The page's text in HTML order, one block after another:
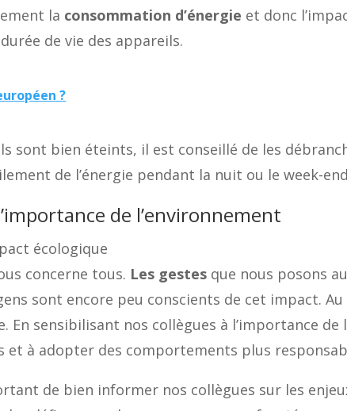
la consommation d’énergie et donc
de vie des appareils.
?
sont bien éteints, il est conseillé de les
de l’énergie pendant la nuit ou le week-
de l’environnement
écologique
concerne tous. Les gestes que nous posons
sont encore peu conscients de cet impact.
sensibilisant nos collègues à l’importance de
à adopter des comportements plus
de bien informer nos collègues sur les